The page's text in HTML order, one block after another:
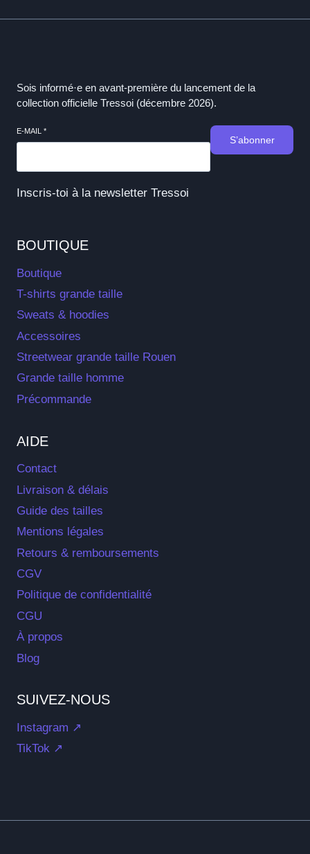
Sois informé·e en avant-première du lancement de la
collection officielle Tressoi (décembre 2026).
E-MAIL *
S’abonner
Inscris-toi à la newsletter Tressoi
BOUTIQUE
Boutique
T-shirts grande taille
Sweats & hoodies
Accessoires
Streetwear grande taille Rouen
Grande taille homme
Précommande
AIDE
Contact
Livraison & délais
Guide des tailles
Mentions légales
Retours & remboursements
CGV
Politique de confidentialité
CGU
À propos
Blog
SUIVEZ-NOUS
Instagram ↗
TikTok ↗